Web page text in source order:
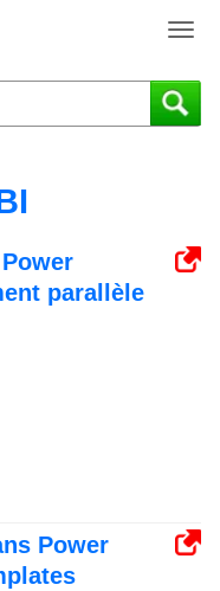
T
g
g
i
parallèle
Power